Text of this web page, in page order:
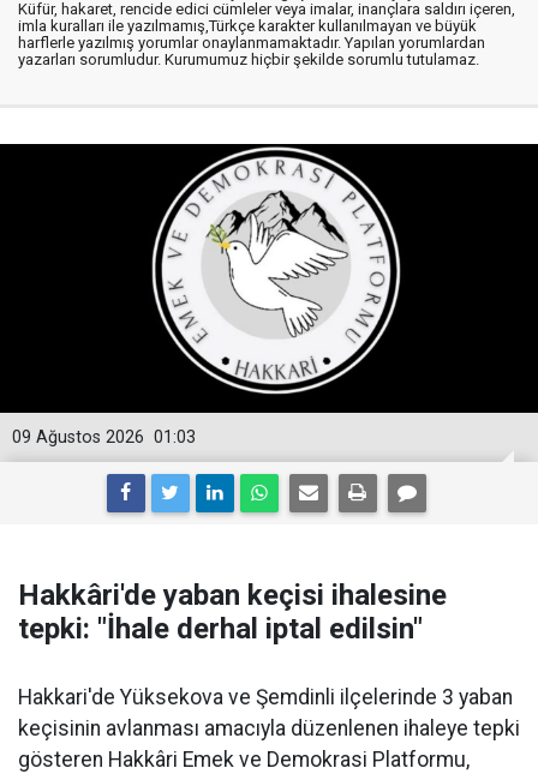
Küfür, hakaret, rencide edici cümleler veya imalar, inançlara saldırı içeren,
imla kuralları ile yazılmamış,Türkçe karakter kullanılmayan ve büyük
harflerle yazılmış yorumlar onaylanmamaktadır. Yapılan yorumlardan
yazarları sorumludur. Kurumumuz hiçbir şekilde sorumlu tutulamaz.
01:03
09 Ağustos 2026
Hakkâri'de yaban keçisi ihalesine
tepki: "İhale derhal iptal edilsin"
Hakkari'de Yüksekova ve Şemdinli ilçelerinde 3 yaban
keçisinin avlanması amacıyla düzenlenen ihaleye tepki
gösteren Hakkâri Emek ve Demokrasi Platformu,